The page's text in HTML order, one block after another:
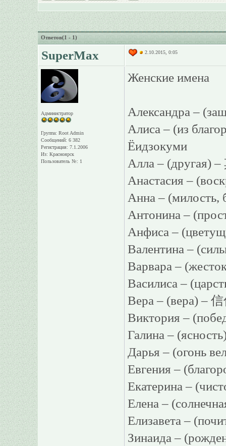
Ответов(1 - 1)
SuperMax 2.10.2015, 0:05
Администратор
Группа: Root Admin
Сообщений: 6 382
Регистрация: 7.1.2006
Из: Красноярск
Пользователь №: 1
Женские имена
Александра –
Алиса – (из
Ёидзокуми
Алла – (другая)
Анастасия –
Анна – (милость,
Антонина –
Анфиса –
Валентина –
Варвара –
Василиса –
Вера – (вера) –
Виктория –
Галина –
Дарья – (огонь
Евгения –
Екатерина –
Елена –
Елизавета –
Зинаида –